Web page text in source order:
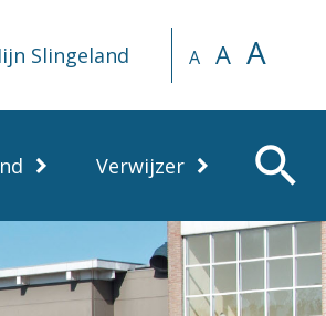
Slingeland A A A
Verwijzer search